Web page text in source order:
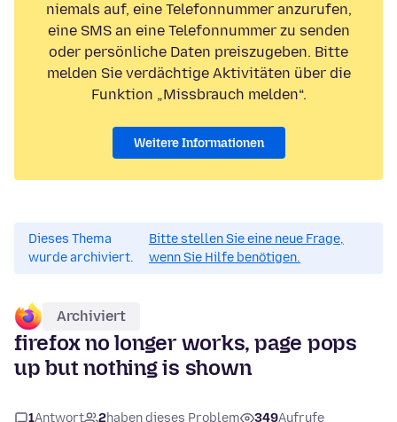
niemals auf, eine Telefonnummer anzurufen,
eine SMS an eine Telefonnummer zu senden
oder persönliche Daten preiszugeben. Bitte
melden Sie verdächtige Aktivitäten über die
Funktion „Missbrauch melden“.
Weitere Informationen
Dieses Thema
wurde archiviert.
Bitte stellen Sie eine neue Frage,
wenn Sie Hilfe benötigen.
Archiviert
firefox no longer works, page pops
up but nothing is shown
1Antwort 2haben dieses Problem 349Aufrufe